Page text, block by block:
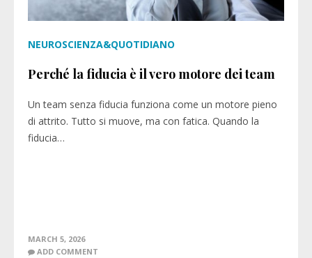
NEUROSCIENZA&QUOTIDIANO
Perché la fiducia è il vero motore dei team
Un team senza fiducia funziona come un motore pieno
di attrito. Tutto si muove, ma con fatica. Quando la
fiducia…
MARCH 5, 2026
ADD COMMENT